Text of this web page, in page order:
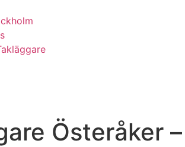
Österåker –